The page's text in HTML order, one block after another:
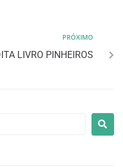
PRÓXIMO
LIVRO PINHEIROS